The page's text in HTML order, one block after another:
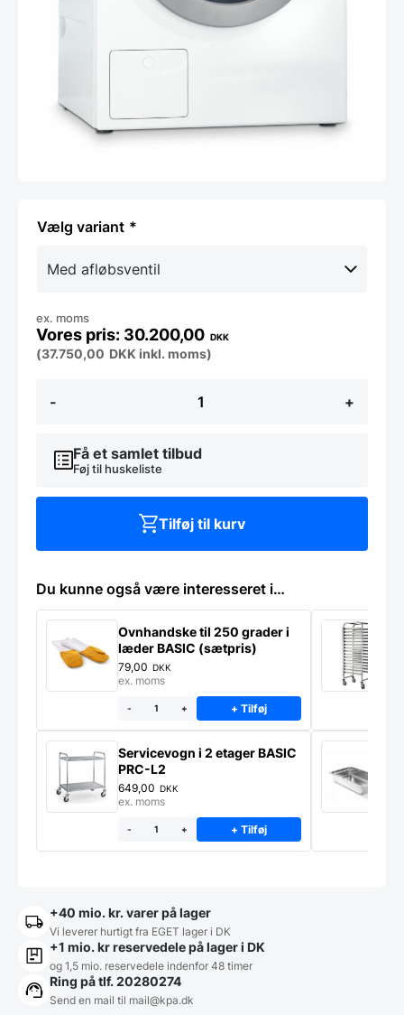
variant
-
507
HYGIEJNE
vaskemaskine
+
30.200,00 DKK
ex. moms
(37.750,00 DKK inkl. moms)
Få et samlet tilbud
Føj til huskeliste
Tilføj til kurv
Du kunne også være interesseret i…
Ovnhandske til 250 grader i
læder BASIC (sætpris)
79,00 DKK
ex. moms
- + + Tilføj
Servicevogn i 2 etager BASIC
PRC-L2
649,00 DKK
ex. moms
- + + Tilføj
+40 mio. kr. varer på lager
Vi leverer hurtigt fra EGET lager i DK
+1 mio. kr reservedele på lager i DK
og 1,5 mio. reservedele indenfor 48 timer
Ring på tlf. 20280274
Send en mail til mail@kpa.dk